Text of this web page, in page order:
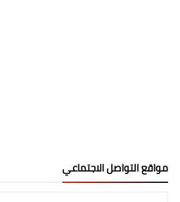
مواقع التواصل الاجتماعي